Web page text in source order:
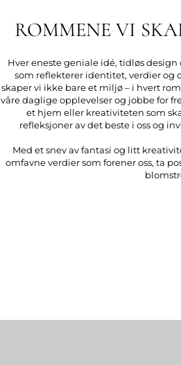
ROMMENE VI
Hver eneste geniale idé, tidløs
som reflekterer identitet, verdier og
skaper vi ikke bare et miljø – i hvert
våre daglige opplevelser og jobbe for
et hjem eller kreativiteten som
refleksjoner av det beste i oss og
Med et snev av fantasi og litt
omfavne verdier som forener oss, ta